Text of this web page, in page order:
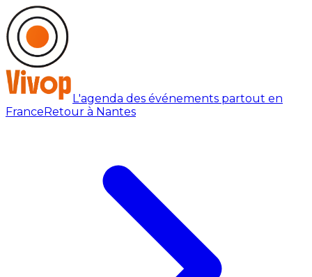
L'agenda des événements partout en
FranceRetour à Nantes